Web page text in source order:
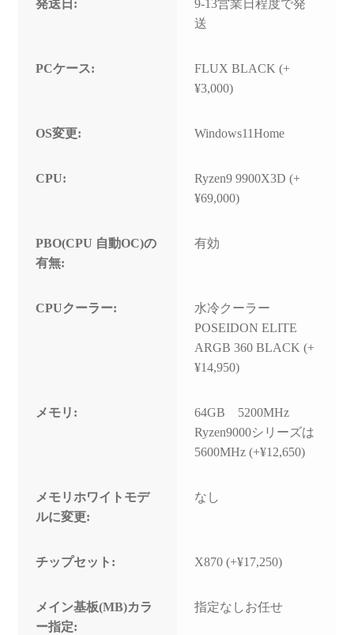
発送日:
9-13営業日程度で発
送
PCケース:
FLUX BLACK (+
¥3,000)
OS変更: Windows11Home
CPU:
Ryzen9 9900X3D (+
¥69,000)
PBO(CPU 自動OC)の
有無:
有効
CPUクーラー:
水冷クーラー
POSEIDON ELITE
ARGB 360 BLACK (+
¥14,950)
メモリ:
64GB 5200MHz
Ryzen9000シリーズは
5600MHz (+¥12,650)
メモリホワイトモデ
ルに変更:
なし
チップセット: X870 (+¥17,250)
メイン基板(MB)カラ
ー指定:
指定なしお任せ